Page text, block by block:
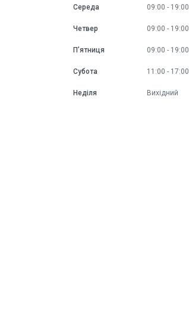
Середа 09:00 19:00
Четвер 09:00 19:00
Пʼятниця 09:00 19:00
Субота 11:00 17:00
Неділя Вихідний